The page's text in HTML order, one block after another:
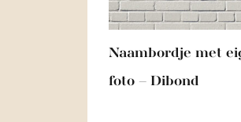
Naambordje met
foto – Dibond